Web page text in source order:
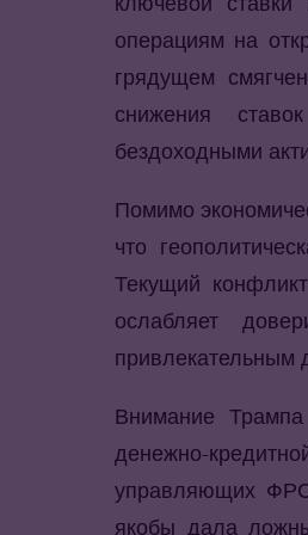
операциям на
грядущем
снижения
бездоходными
Помимо
что
Текущий
ослабляет
привлекательным
Внимание
денежно-
управляющих ФРС
якобы дала